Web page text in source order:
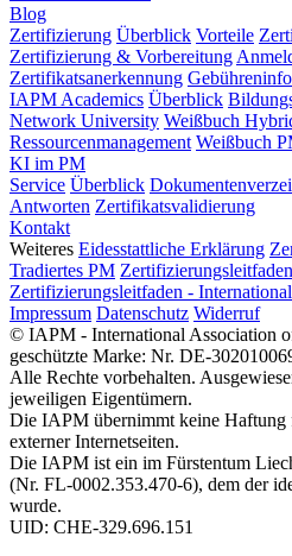
Blog
Zertifizierung Überblick Vorteile
Zertifizierung & Vorbereitung
Zertifikatsanerkennung
IAPM Academics Überblick
Network University Weißbuch
Ressourcenmanagement Weißbuch
KI im PM
Service Überblick
Antworten Zertifikatsvalidierung
Kontakt
Weiteres Eidesstattliche Erklärung
Tradiertes PM
Zertifizierungsleitfaden -
Impressum Datenschutz Widerruf
© IAPM - International Association
geschützte Marke: Nr. DE-
Alle Rechte vorbehalten.
jeweiligen Eigentümern.
Die IAPM übernimmt keine Haftung
externer Internetseiten.
Die IAPM ist ein im Fürstentum
(Nr. FL-0002.353.470-6), dem der
wurde.
UID: CHE-329.696.151